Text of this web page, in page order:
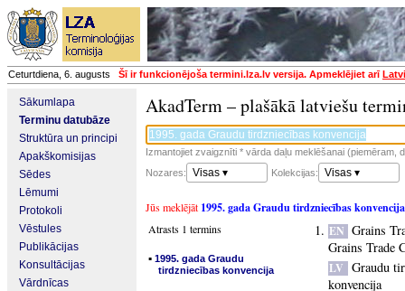
Ceturtdiena, 6. augusts Šī ir funkcionējoša termini.lza.lv versija. Apmeklējiet arī
Sākumlapa
Terminu datubāze
Struktūra un principi
Apakškomisijas
Sēdes
Lēmumi
Protokoli
Vēstules
Publikācijas
Konsultācijas
Vārdnīcas
AkadTerm – plašākā latviešu
Izmantojiet zvaigznīti * vārda daļu meklēšanai (piemēram,
Nozares:
Visas ▾ Kolekcijas: Visas ▾
Jūs meklējāt 1995. gada Graudu tirdzniecības konvencija
Atrasts 1 termins
▪ 1995. gada Graudu
tirdzniecības konvencija
EN Grains
Grains Trade
LV Graudu
konvencija